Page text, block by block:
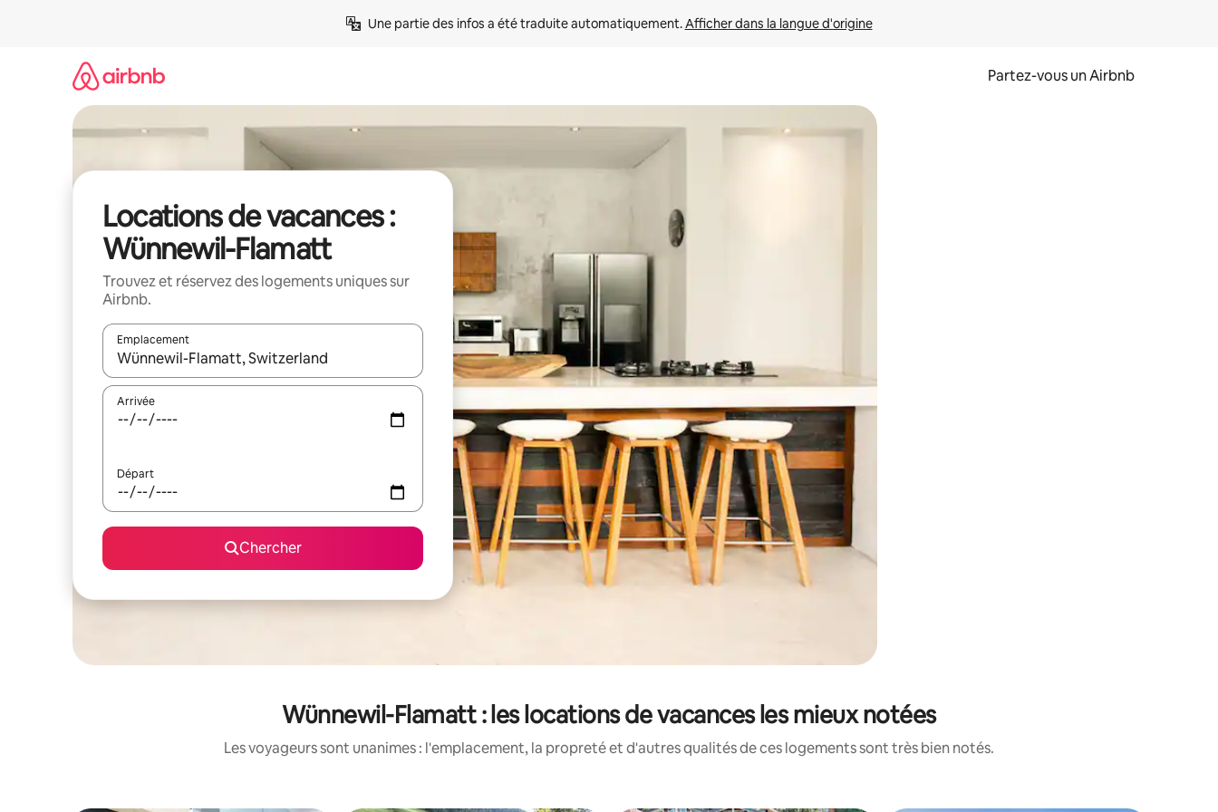
Une partie des infos a été traduite automatiquement. Afficher dans la langue d'origine
Partez-vous un Airbnb
Locations de vacances :
Wünnewil-Flamatt
Trouvez et réservez des logements uniques sur
Airbnb.
Emplacement
Quand les résultats sont affichés, parcourez-les en utilisant les flèches vers le haut et vers le bas, ou en appuyant dessus et en les faisant glisser.
Arrivée
Départ
Chercher
Wünnewil-Flamatt : les locations de vacances les mieux notées
Les voyageurs sont unanimes : l'emplacement, la propreté et d'autres qualités de ces logements sont très bien notés.